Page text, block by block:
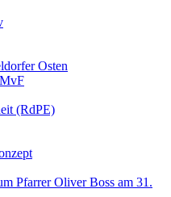
Osten
(RdPE)
Pfarrer Oliver Boss am 31.